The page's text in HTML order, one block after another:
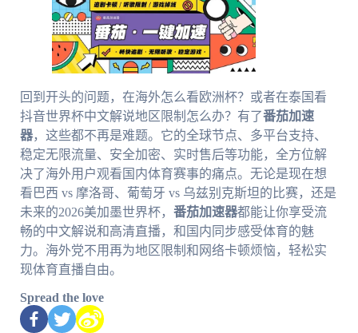
回到开头的问题，在海外怎么看欧洲杯？或者在泰国看
抖音世界杯中文解说地区限制怎么办？有了番茄加速
器，这些都不再是难题。它的全球节点、多平台支持、
稳定无限流量、安全加密、实时售后等功能，全方位解
决了海外用户观看国内体育赛事的痛点。无论是现在想
看巴西 vs 摩洛哥、葡萄牙 vs 乌兹别克斯坦的比赛，还是
未来的2026美加墨世界杯， 番茄加速器都能让你享受流
畅的中文解说和高清直播，和国内同步感受体育的魅
力。海外党不用再为地区限制和网络卡顿烦恼，轻松实
现体育直播自由。
Spread the love